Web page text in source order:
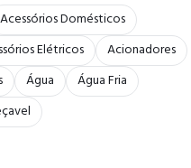
Acessórios Domésticos
Elétricos
Acionadores
Água
Água Fria